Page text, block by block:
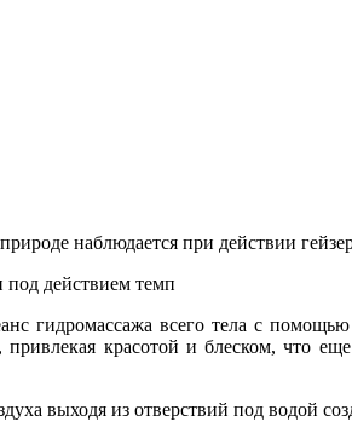
наблюдается при действии
под действием темп
гидромассажа всего тела с
красотой и блеском, что
выходя из отверствий под водой